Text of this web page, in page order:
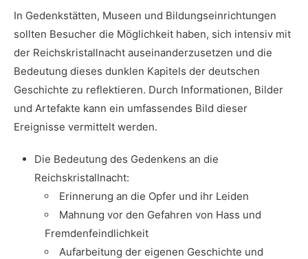
In Gedenkstätten, Museen und Bildungseinrichtungen
sollten Besucher die Möglichkeit⁤ haben, sich intensiv ⁣mit
der Reichskristallnacht auseinanderzusetzen und die
Bedeutung dieses⁤ dunklen Kapitels der deutschen
Geschichte zu reflektieren. Durch Informationen, Bilder
und Artefakte kann ⁢ein ⁤umfassendes Bild dieser
Ereignisse‍ vermittelt⁢ werden.
Die Bedeutung des Gedenkens an die
Reichskristallnacht:
Erinnerung⁢ an die Opfer und ihr ‍Leiden
Mahnung vor den Gefahren von ⁣Hass und
Fremdenfeindlichkeit
Aufarbeitung der ⁤eigenen Geschichte und